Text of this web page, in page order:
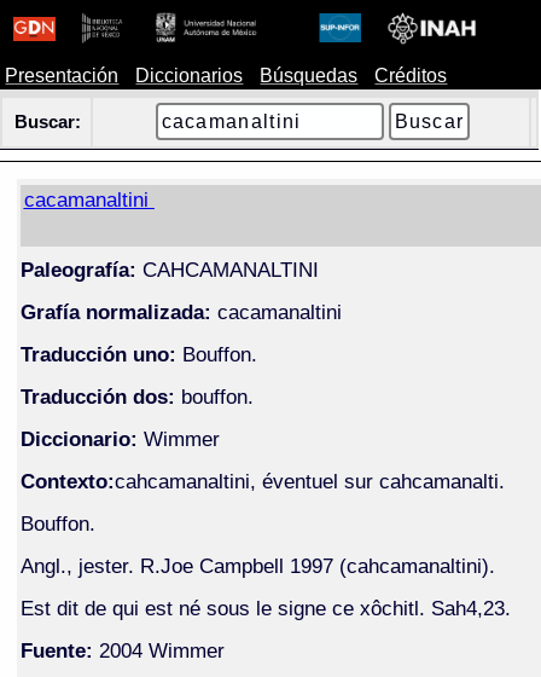
Presentación Diccionarios Búsquedas Créditos
Buscar:
cacamanaltini
Paleografía: CAHCAMANALTINI
Grafía normalizada: cacamanaltini
Traducción uno: Bouffon.
Traducción dos: bouffon.
Diccionario: Wimmer
Contexto:cahcamanaltini, éventuel sur cahcamanalti.
Bouffon.
Angl., jester. R.Joe Campbell 1997 (cahcamanaltini).
Est dit de qui est né sous le signe ce xôchitl. Sah4,23.
Fuente: 2004 Wimmer